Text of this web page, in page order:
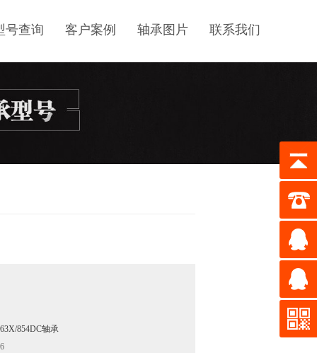
号查询 客户案例 轴承图片 联系我们
854DC轴承